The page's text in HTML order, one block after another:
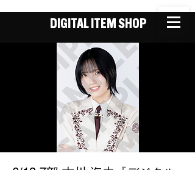
DIGITAL ITEM SHOP